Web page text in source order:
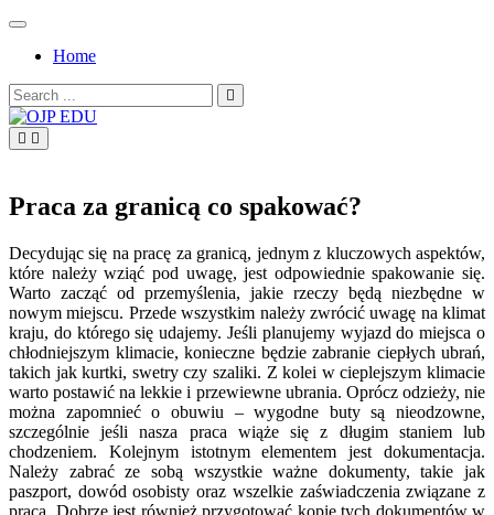
Skip
contentHome
Search
for:
Praca za granicą co spakować?
Decydując się na pracę za granicą, jednym z kluczowych aspektów,
które należy wziąć pod uwagę, jest odpowiednie spakowanie się.
Warto zacząć od przemyślenia, jakie rzeczy będą niezbędne w
nowym miejscu. Przede wszystkim należy zwrócić uwagę na klimat
kraju, do którego się udajemy. Jeśli planujemy wyjazd do miejsca o
chłodniejszym klimacie, konieczne będzie zabranie ciepłych ubrań,
takich jak kurtki, swetry czy szaliki. Z kolei w cieplejszym klimacie
warto postawić na lekkie i przewiewne ubrania. Oprócz odzieży, nie
można zapomnieć o obuwiu – wygodne buty są nieodzowne,
szczególnie jeśli nasza praca wiąże się z długim staniem lub
chodzeniem. Kolejnym istotnym elementem jest dokumentacja.
Należy zabrać ze sobą wszystkie ważne dokumenty, takie jak
paszport, dowód osobisty oraz wszelkie zaświadczenia związane z
pracą. Dobrze jest również przygotować kopie tych dokumentów w